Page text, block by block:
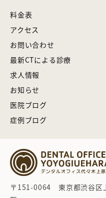
料金表
アクセス
お問い合わせ
最新CTによる診療
求人情報
お知らせ
医院ブログ
症例ブログ
〒151-0064 東京都渋谷